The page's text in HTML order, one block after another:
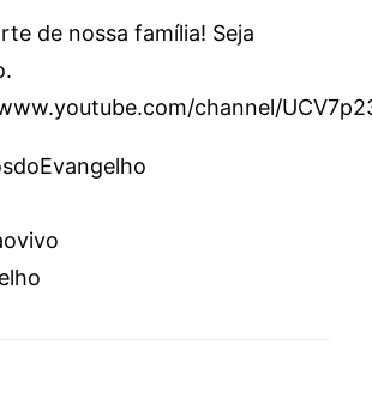
de nossa família! Seja
channel/